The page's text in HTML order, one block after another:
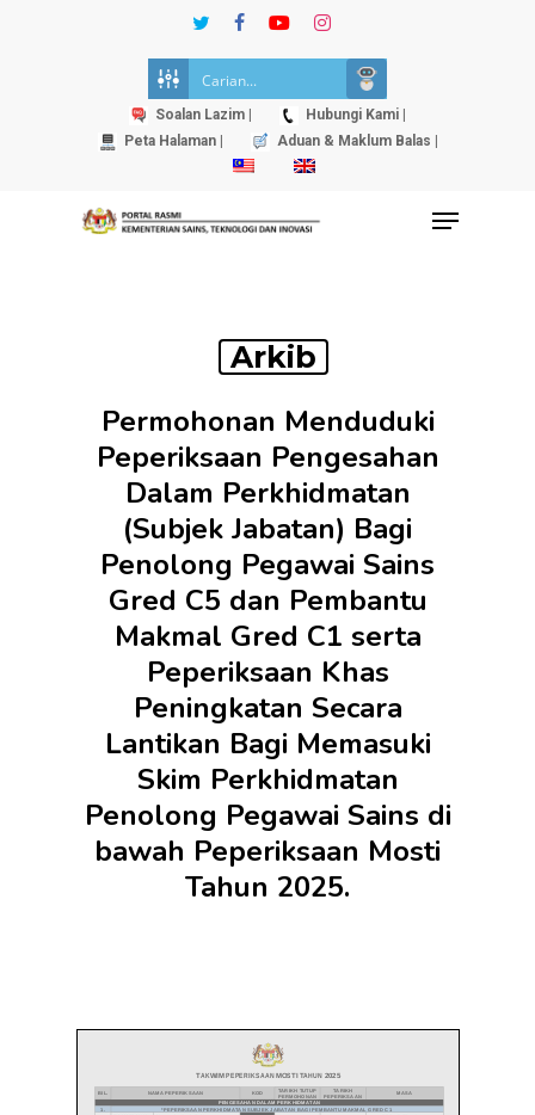
twitterfacebookyoutubeinstagram
Soalan Lazim |
Hubungi Kami |
Peta Halaman |
Aduan & Maklum Balas |
Menu
Arkib
Permohonan Menduduki
Peperiksaan Pengesahan
Dalam Perkhidmatan
(Subjek Jabatan) Bagi
Penolong Pegawai Sains
Gred C5 dan Pembantu
Makmal Gred C1 serta
Peperiksaan Khas
Peningkatan Secara
Lantikan Bagi Memasuki
Skim Perkhidmatan
Penolong Pegawai Sains di
bawah Peperiksaan Mosti
Tahun 2025.